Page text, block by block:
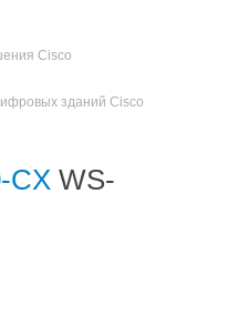
Cisco
зданий Cisco
CX WS-